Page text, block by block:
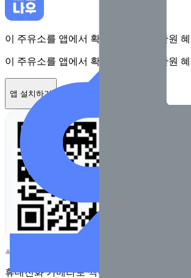
이 주유소를 앱에서 확인하고 최대 1만원 혜
이 주유소를 앱에서 확인하고 최대 1만원 혜
앱 설치하기
휴대전화 카메라로 찍어보세요